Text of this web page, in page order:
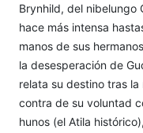
Brynhild, del nibelungo
hace más intensa
manos de sus
la desesperación de
relata su destino tras
contra de su voluntad
hunos (el Atila